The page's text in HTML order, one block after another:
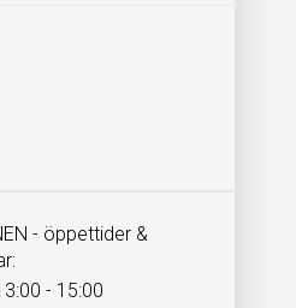
- öppettider &
- 15:00